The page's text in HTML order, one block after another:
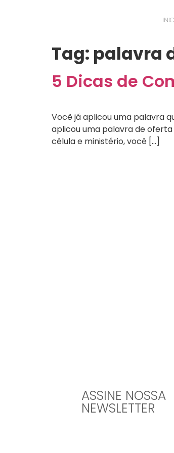
Tag: palavra
5 Dicas de
Você já aplicou uma palavra
aplicou uma palavra de oferta
célula e ministério, você […]
ASSINE NOSSA
NEWSLETTER